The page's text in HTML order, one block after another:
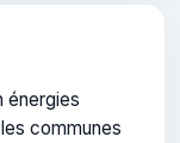
énergies
communes